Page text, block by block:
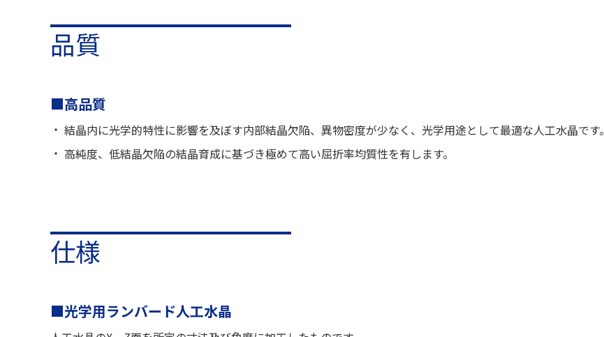
品質
■高品質
結晶内に光学的特性に影響を及ぼす内部結晶欠陥、異物密度が少なく、光学用途として最適な人工水晶です。
高純度、低結晶欠陥の結晶育成に基づき極めて高い屈折率均質性を有します。
仕様
■光学用ランバード人工水晶